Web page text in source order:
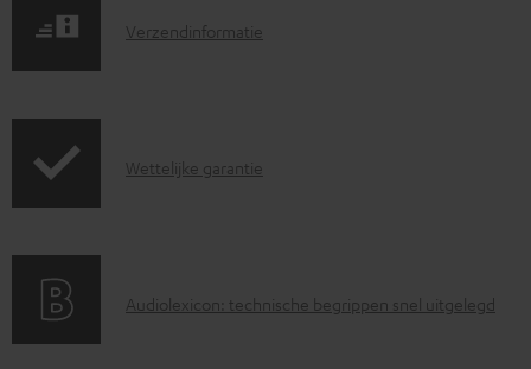
n
V
e
n
Verzendinformatie
G
n
Wettelijke garantie
A
Audiolexicon: technische begrippen snel uitgelegd